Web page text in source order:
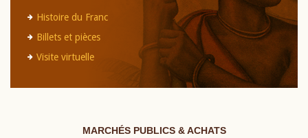
Histoire du Franc
Billets et pièces
Visite virtuelle
MARCHÉS PUBLICS & ACHATS